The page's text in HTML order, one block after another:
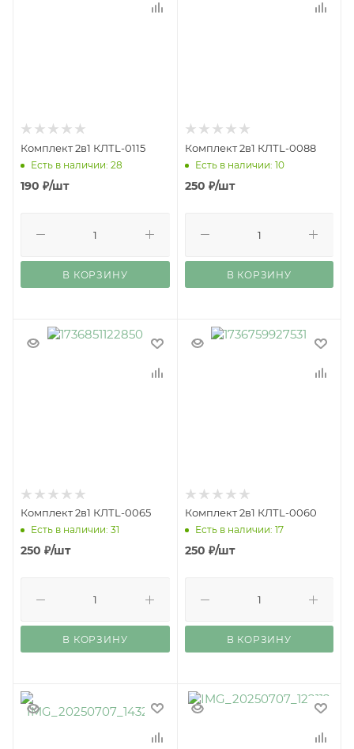
Комплект 2в1 КЛТL-0115
Есть в наличии: 28
190 ₽/шт
В КОРЗИНУ
Комплект 2в1 КЛТL-0088
Есть в наличии: 10
250 ₽/шт
В КОРЗИНУ
Комплект 2в1 КЛТL-0065
Есть в наличии: 31
250 ₽/шт
В КОРЗИНУ
Комплект 2в1 КЛТL-0060
Есть в наличии: 17
250 ₽/шт
В КОРЗИНУ